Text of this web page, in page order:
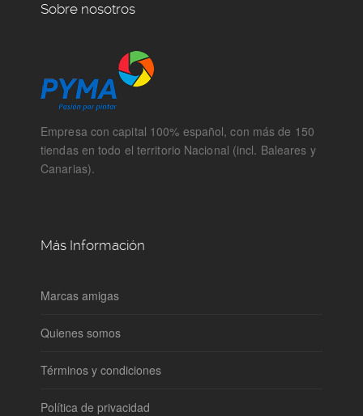
Sobre nosotros
Empresa con capital 100% español, con más de 150
tiendas en todo el territorio Nacional (incl. Baleares y
Canarias).
Más Información
Marcas amigas
Quienes somos
Términos y condiciones
Política de privacidad